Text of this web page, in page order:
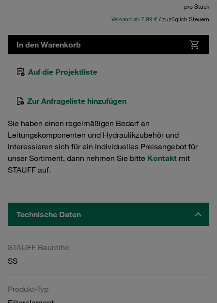
pro Stück
Versand ab 7,99 €/ zuzüglich Steuern
In den Warenkorb
Auf die Projektliste
Zur Anfrageliste hinzufügen
Sie haben einen regelmäßigen Bedarf an
Leitungskomponenten und Hydraulikzubehör und
interessieren sich für ein individuelles Preisangebot für
unser Sortiment, dann nehmen Sie bitte Kontakt mit
STAUFF auf.
Technische Daten
STAUFF Baureihe
SS
Produkt-Typ